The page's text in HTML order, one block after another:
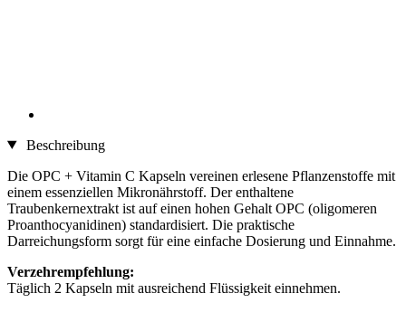
Beschreibung
Die OPC + Vitamin C Kapseln vereinen erlesene Pflanzenstoffe mit
einem essenziellen Mikronährstoff. Der enthaltene
Traubenkernextrakt ist auf einen hohen Gehalt OPC (oligomeren
Proanthocyanidinen) standardisiert. Die praktische
Darreichungsform sorgt für eine einfache Dosierung und Einnahme.
Verzehrempfehlung:
Täglich 2 Kapseln mit ausreichend Flüssigkeit einnehmen.